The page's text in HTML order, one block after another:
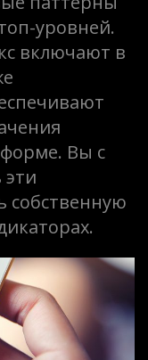
уровней.
включают в
Вы с
собственную